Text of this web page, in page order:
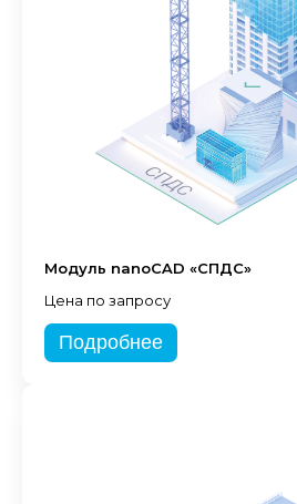
Модуль nanoCAD «СПДС»
Цена по запросу
Подробнее